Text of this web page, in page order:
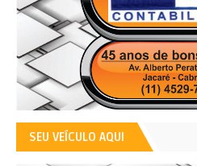
SEU VEÍCULO AQUI